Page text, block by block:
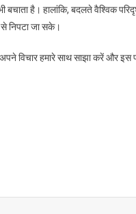
है। हालांकि, बदलते वैश्विक
से निपटा जा सके।
विचार हमारे साथ साझा करें और इस